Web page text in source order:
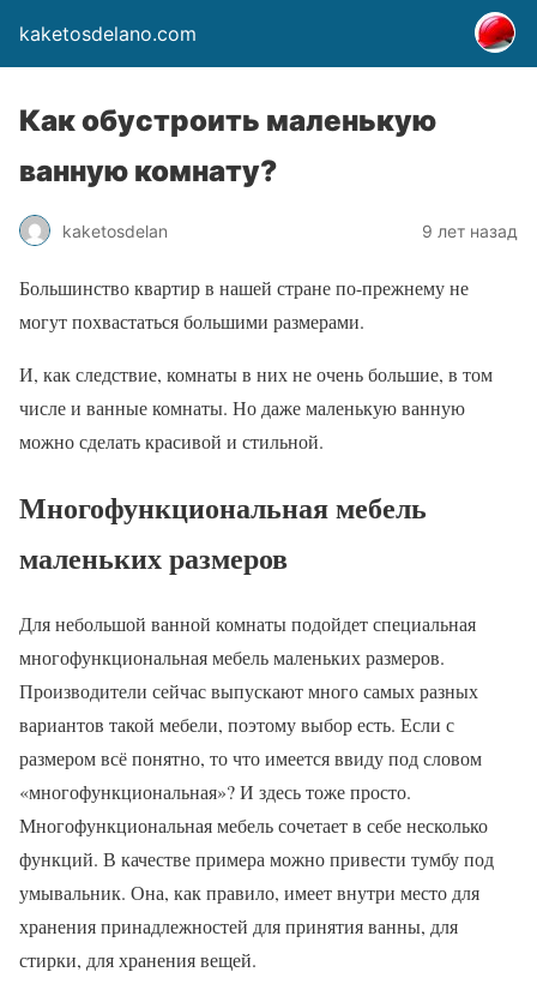
kaketosdelano.com
Как обустроить маленькую
ванную комнату?
kaketosdelan 9 лет назад
Большинство квартир в нашей стране по-прежнему не
могут похвастаться большими размерами.
И, как следствие, комнаты в них не очень большие, в том
числе и ванные комнаты. Но даже маленькую ванную
можно сделать красивой и стильной.
Многофункциональная мебель
маленьких размеров
Для небольшой ванной комнаты подойдет специальная
многофункциональная мебель маленьких размеров.
Производители сейчас выпускают много самых разных
вариантов такой мебели, поэтому выбор есть. Если с
размером всё понятно, то что имеется ввиду под словом
«многофункциональная»? И здесь тоже просто.
Многофункциональная мебель сочетает в себе несколько
функций. В качестве примера можно привести тумбу под
умывальник. Она, как правило, имеет внутри место для
хранения принадлежностей для принятия ванны, для
стирки, для хранения вещей.